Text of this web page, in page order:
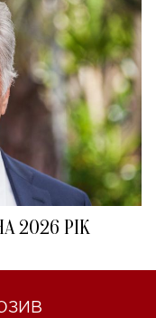
2026 РІК